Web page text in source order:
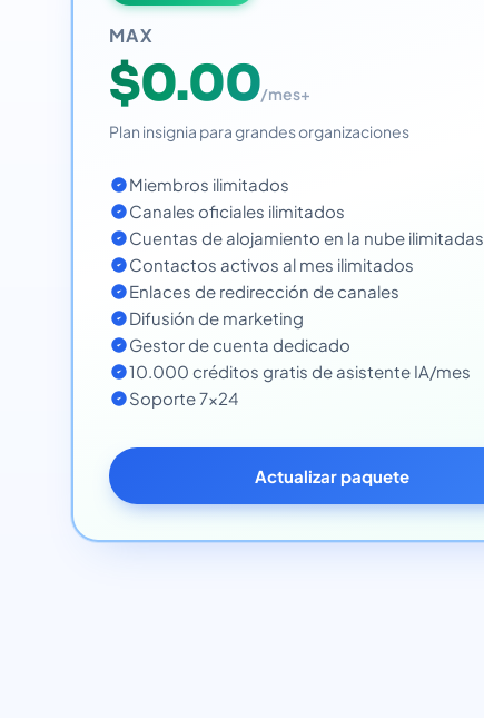
MAX
$0.00/mes+
Plan insignia para grandes organizaciones
Miembros ilimitados
Canales oficiales ilimitados
Cuentas de alojamiento en la nube ilimitadas
Contactos activos al mes ilimitados
Enlaces de redirección de canales
Difusión de marketing
Gestor de cuenta dedicado
10.000 créditos gratis de asistente IA/mes
Soporte 7x24
Actualizar paquete